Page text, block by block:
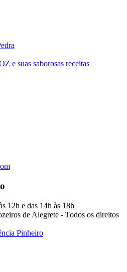
e suas saborosas receitas
12h e das 14h às 18h
de Alegrete - Todos os direitos